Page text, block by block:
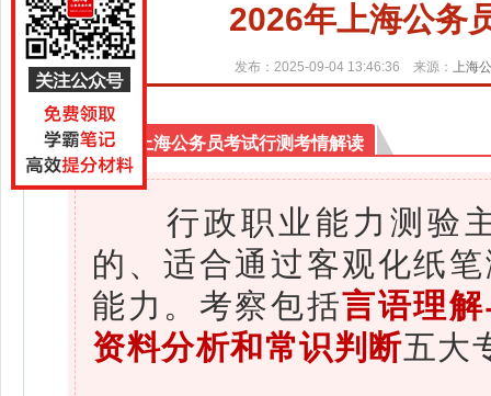
2026年上海公务
发布：2025-09-04 13:46:36 来源： 上海
2026年上海公务员考试行测考情解读
行政职业能力测验主
的、适合通过客观化纸
能力。考察包括言语理
资料分析和常识判断五大